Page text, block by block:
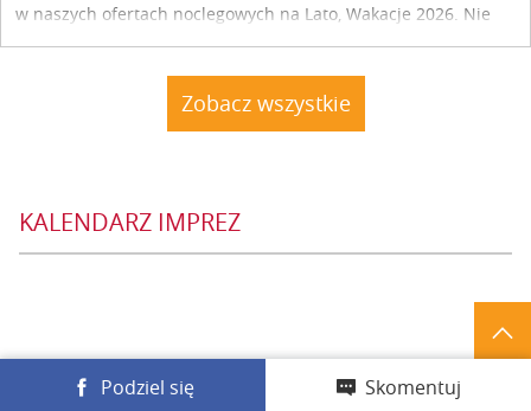
w naszych ofertach noclegowych na Lato, Wakacje 2026. Nie
zwlekaj atrakcyjne noclegi czekają...
Zobacz wszystkie
KALENDARZ IMPREZ
Podziel się Skomentuj